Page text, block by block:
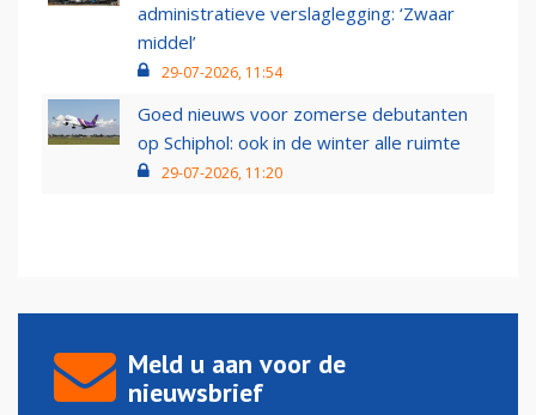
administratieve verslaglegging: ‘Zwaar
middel’
29-07-2026, 11:54
Goed nieuws voor zomerse debutanten
op Schiphol: ook in de winter alle ruimte
29-07-2026, 11:20
Meld u aan voor de
nieuwsbrief